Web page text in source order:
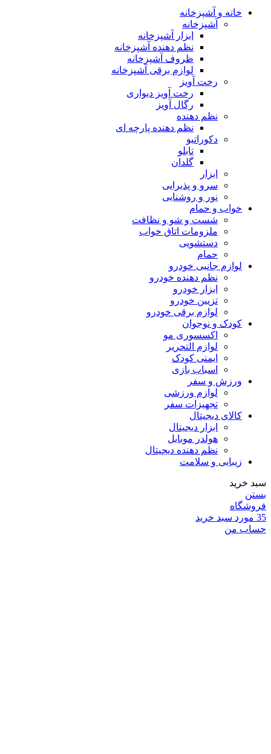
خانه و آشپزخانه
آشپزخانه
ابزار آشپزخانه
نظم دهنده آشپزخانه
ظروف آشپزخانه
لوازم برقی آشپزخانه
رخت آویز
رخت آویز دیواری
رگال آویز
نظم دهنده
نظم دهنده پارچه ای
دکوراتیو
تابلو
گلدان
ابزار
سرو و پذیرایی
نور و روشنایی
خواب و حمام
شست و شو و نظافت
ملزومات اتاق خواب
دستشویی
حمام
لوازم جانبی خودرو
نظم دهنده خودرو
ابزار خودرو
تزیین خودرو
لوازم برقی خودرو
کودک و نوجوان
اکسسوری مو
لوازم التحریر
ایمنی کودک
اسباب بازی
ورزش و سفر
لوازم ورزشی
تجهیزات سفر
کالای دیجیتال
ابزار دیجیتال
هولدر موبایل
نظم دهنده دیجیتال
زیبایی و سلامت
سبد خرید
بستن
فروشگاه
35 مورد سبد خرید
حساب من